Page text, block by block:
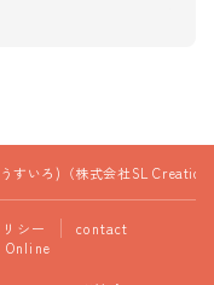
すいろ)（株式会社SL
シー
contact
Online